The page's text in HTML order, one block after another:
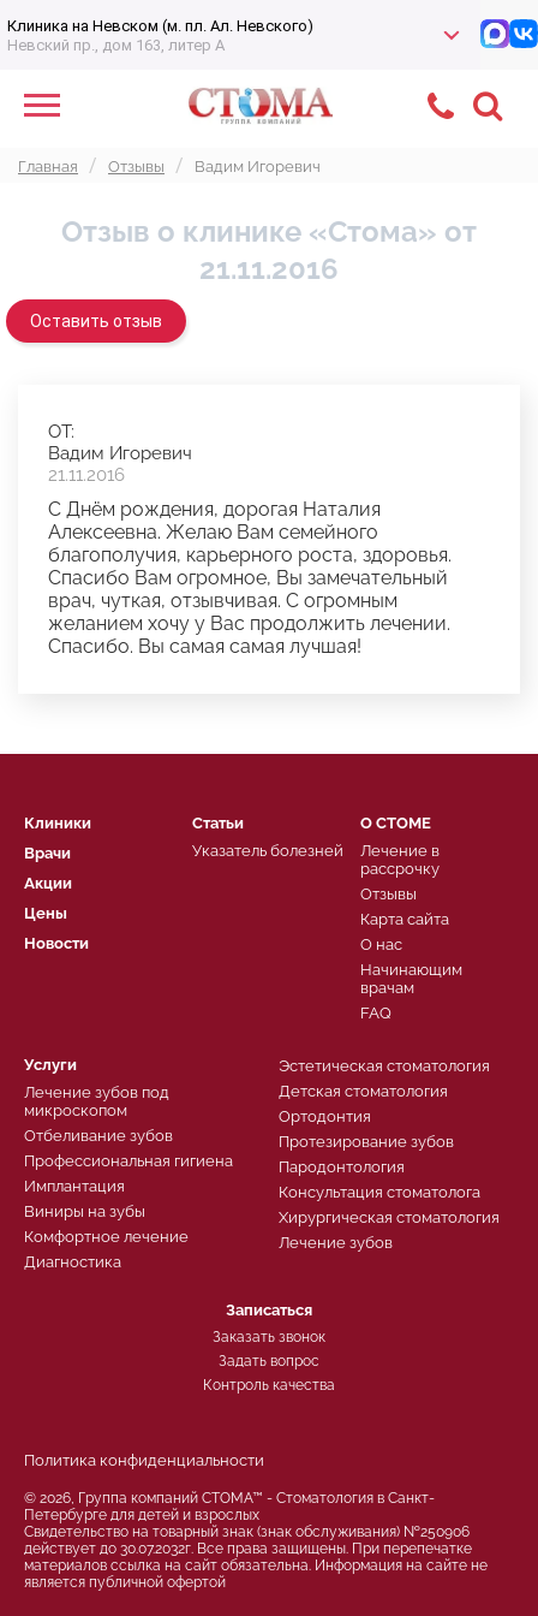
Клиника на Невском (м. пл. Ал. Невского)
Невский пр., дом 163, литер А
Главная Отзывы Вадим Игоревич
Отзыв о клинике «Стома» от
21.11.2016
Оставить отзыв
ОТ:
Вадим Игоревич
21.11.2016
С Днём рождения, дорогая Наталия
Алексеевна. Желаю Вам семейного
благополучия, карьерного роста, здоровья.
Спасибо Вам огромное, Вы замечательный
врач, чуткая, отзывчивая. С огромным
желанием хочу у Вас продолжить лечении.
Спасибо. Вы самая самая лучшая!
Клиники
Врачи
Акции
Цены
Новости
Услуги
Лечение зубов под
микроскопом
Отбеливание зубов
Профессиональная гигиена
Имплантация
Виниры на зубы
Комфортное лечение
Диагностика
Эстетическая стоматология
Детская стоматология
Ортодонтия
Протезирование зубов
Пародонтология
Консультация стоматолога
Хирургическая стоматология
Лечение зубов
О СТОМЕ
Лечение в
рассрочку
Отзывы
Карта сайта
О нас
Начинающим
врачам
FAQ
Статьи
Указатель болезней
Записаться
Заказать звонок
Задать вопрос
Контроль качества
Политика конфиденциальности
© 2026, Группа компаний СТОМА™ - Стоматология в Санкт-
Петербурге для детей и взрослых
Свидетельство на товарный знак (знак обслуживания) №250906
действует до 30.07.2032г. Все права защищены. При перепечатке
материалов ссылка на сайт обязательна. Информация на сайте не
является публичной офертой